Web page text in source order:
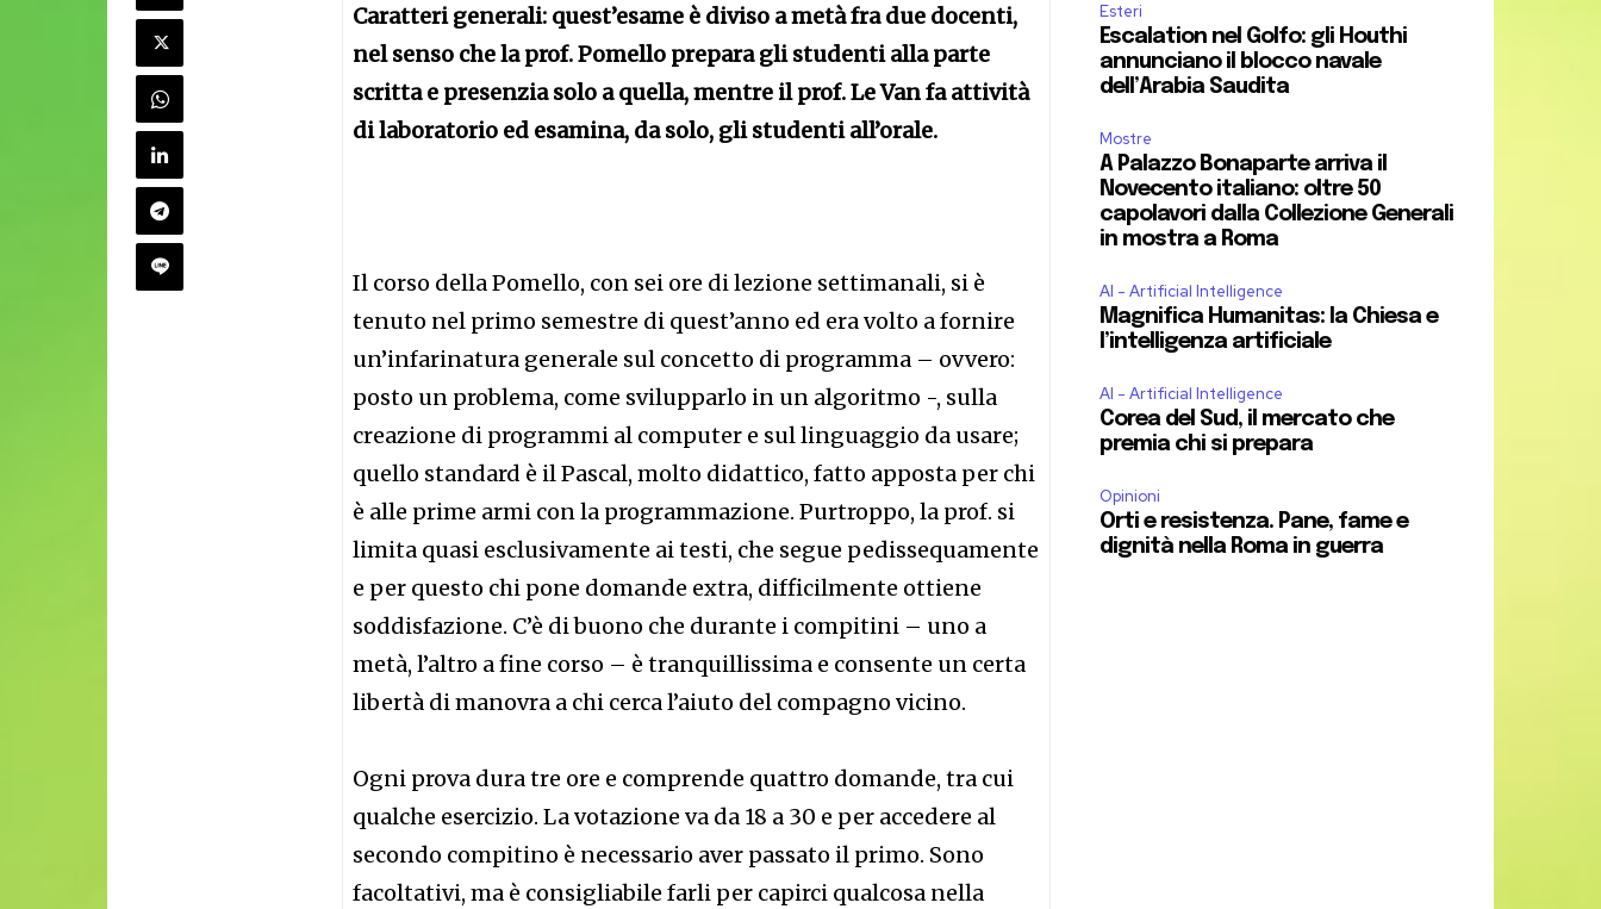
Caratteri generali: quest’esame è diviso a metà fra due docenti,
nel senso che la prof. Pomello prepara gli studenti alla parte
scritta e presenzia solo a quella, mentre il prof. Le Van fa attività
di laboratorio ed esamina, da solo, gli studenti all’orale.
Il corso della Pomello, con sei ore di lezione settimanali, si è
tenuto nel primo semestre di quest’anno ed era volto a fornire
un’infarinatura generale sul concetto di programma – ovvero:
posto un problema, come svilupparlo in un algoritmo -, sulla
creazione di programmi al computer e sul linguaggio da usare;
quello standard è il Pascal, molto didattico, fatto apposta per chi
è alle prime armi con la programmazione. Purtroppo, la prof. si
limita quasi esclusivamente ai testi, che segue pedissequamente
e per questo chi pone domande extra, difficilmente ottiene
soddisfazione. C’è di buono che durante i compitini – uno a
metà, l’altro a fine corso – è tranquillissima e consente un certa
libertà di manovra a chi cerca l’aiuto del compagno vicino.
Ogni prova dura tre ore e comprende quattro domande, tra cui
qualche esercizio. La votazione va da 18 a 30 e per accedere al
secondo compitino è necessario aver passato il primo. Sono
facoltativi, ma è consigliabile farli per capirci qualcosa nella
Esteri
Escalation nel Golfo: gli Houthi
annunciano il blocco navale
dell’Arabia Saudita
Mostre
A Palazzo Bonaparte arriva il
Novecento italiano: oltre 50
capolavori dalla Collezione Generali
in mostra a Roma
AI - Artificial Intelligence
Magnifica Humanitas: la Chiesa e
l’intelligenza artificiale
AI - Artificial Intelligence
Corea del Sud, il mercato che
premia chi si prepara
Opinioni
Orti e resistenza. Pane, fame e
dignità nella Roma in guerra